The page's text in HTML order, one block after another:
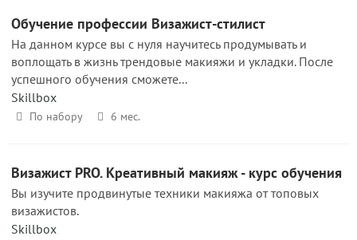
Обучение профессии Визажист-стилист
На данном курсе вы с нуля научитесь продумывать и
воплощать в жизнь трендовые макияжи и укладки. После
успешного обучения сможете...
Skillbox
По набору 6 мес.
Визажист PRO. Креативный макияж - курс обучения
Вы изучите продвинутые техники макияжа от топовых
визажистов.
Skillbox